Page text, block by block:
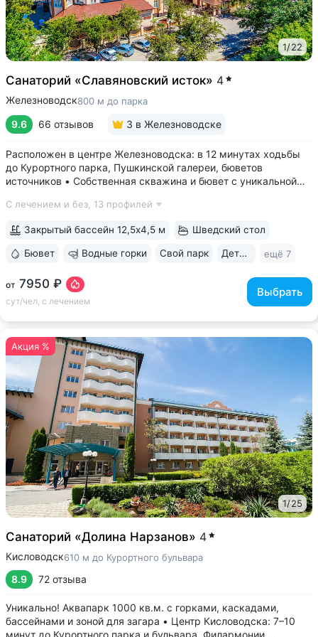
1/22
Санаторий «Славяновский исток» 4
Железноводск800 м до парка
9.6 66 отзывов 3 в Железноводске
Расположен в центре Железноводска: в 12 минутах ходьбы
до Курортного парка, Пушкинской галереи, бюветов
источников • Собственная скважина и бювет с уникальной
только здесь. Источник № 61 ессентукского типа показан для
С лечением и без, 13 профилей
от 7950 ₽
сут/чел, с лечением
Выбрать
Закрытый бассейн 12,5х4,5 м Шведский стол
Бювет Водные горки Свой парк Дети с 0 лет ещё 7
Акция %
1/25
Санаторий «Долина Нарзанов» 4
Кисловодск610 м до Курортного бульвара
8.9 72 отзыва
Уникально! Аквапарк 1000 кв.м. с горками, каскадами,
бассейнами и зоной для загара • Центр Кисловодска: 7–10
минут до Курортного парка и бульвара, Филармонии,